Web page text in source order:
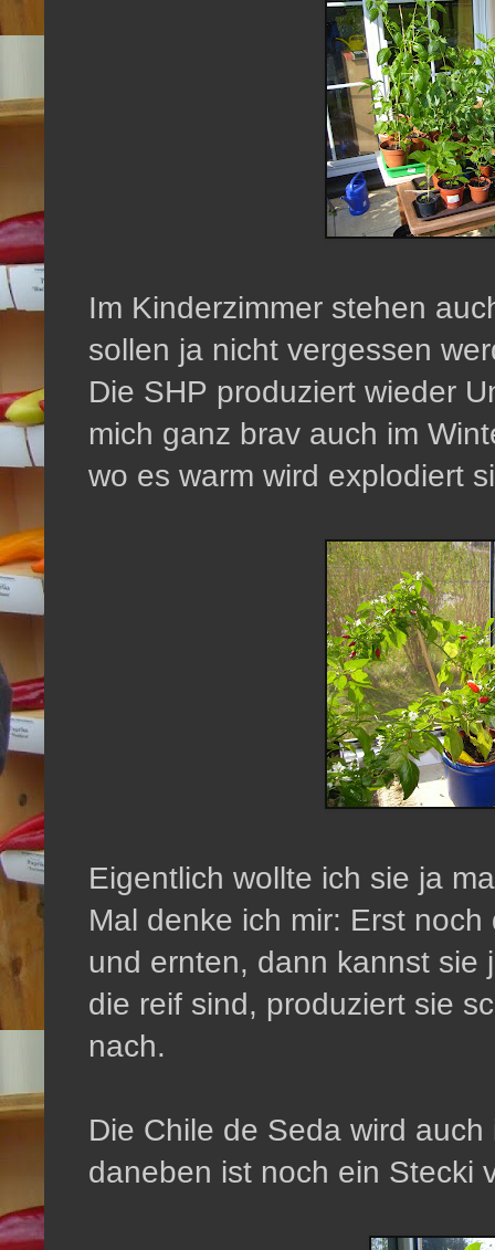
Im Kinderzimmer stehen
sollen ja nicht vergessen
Die SHP produziert wieder
mich ganz brav auch im
wo es warm wird explodiert
Eigentlich wollte ich sie ja
Mal denke ich mir: Erst
und ernten, dann kannst sie
die reif sind, produziert sie
nach.
Die Chile de Seda wird
daneben ist noch ein Stecki